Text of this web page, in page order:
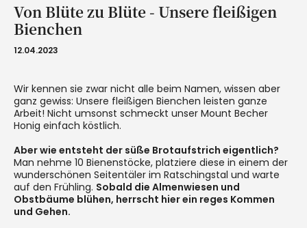
Von Blüte zu Blüte - Unsere fleißigen
Bienchen
12.04.2023
Wir kennen sie zwar nicht alle beim Namen, wissen aber
ganz gewiss: Unsere fleißigen Bienchen leisten ganze
Arbeit! Nicht umsonst schmeckt unser Mount Becher
Honig einfach köstlich.
Aber wie entsteht der süße Brotaufstrich eigentlich?
Man nehme 10 Bienenstöcke, platziere diese in einem der
wunderschönen Seitentäler im Ratschingstal und warte
auf den Frühling. Sobald die Almenwiesen und
Obstbäume blühen, herrscht hier ein reges Kommen
und Gehen.